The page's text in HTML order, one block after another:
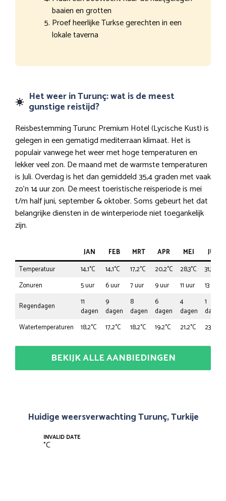
baaien en grotten
Proef heerlijke Turkse gerechten in een
lokale taverna
Het weer in Turunç: wat is de meest
gunstige reistijd?
Reisbestemming Turunc Premium Hotel (Lycische Kust) is
gelegen in een gematigd mediterraan klimaat. Het is
populair vanwege het weer met hoge temperaturen en
lekker veel zon. De maand met de warmste temperaturen
is Juli. Overdag is het dan gemiddeld 35,4 graden met vaak
zo’n 14 uur zon. De meest toeristische reisperiode is mei
t/m half juni, september & oktober. Soms gebeurt het dat
belangrijke diensten in de winterperiode niet toegankelijk
zijn.
JAN FEB MRT APR MEI
JUN
Temperatuur
14,1°C 14,1°C 17,2°C 20,2°C 28,3°C
31,3°C
Zonuren
5 uur 6 uur 7 uur 9 uur 11 uur
13 uur
Regendagen
11
dagen
9
dagen
8
dagen
6
dagen
4
dagen
1
dagen
Watertemperaturen
18,2°C 17,2°C 18,2°C 19,2°C 21,2°C 23,2°C
BEKIJK ALLE AANBIEDINGEN
Huidige weersverwachting Turunç, Turkije
INVALID DATE
°C